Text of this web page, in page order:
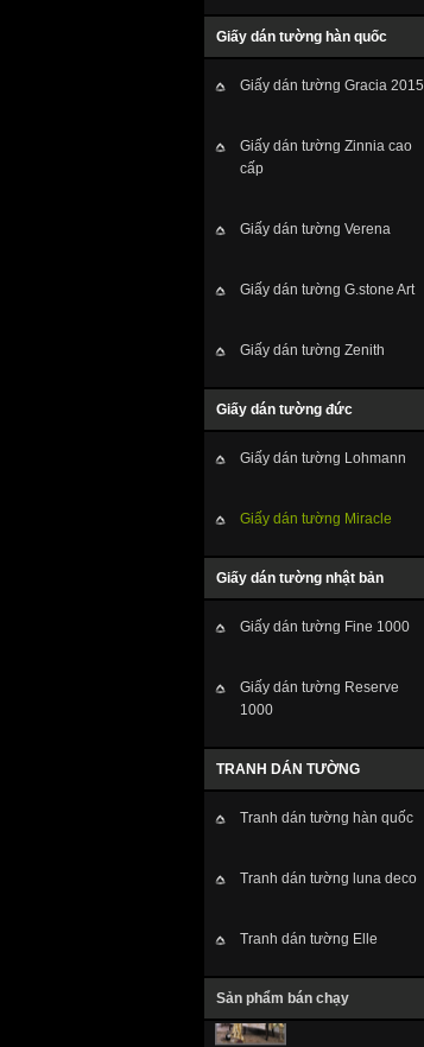
Giấy dán tường hàn quốc
Giấy dán tường Gracia 2015
Giấy dán tường Zinnia cao
cấp
Giấy dán tường Verena
Giấy dán tường G.stone Art
Giấy dán tường Zenith
Giấy dán tường đức
Giấy dán tường Lohmann
Giấy dán tường Miracle
Giấy dán tường nhật bản
Giấy dán tường Fine 1000
Giấy dán tường Reserve
1000
TRANH DÁN TƯỜNG
Tranh dán tường hàn quốc
Tranh dán tường luna deco
Tranh dán tường Elle
Sản phẩm bán chạy